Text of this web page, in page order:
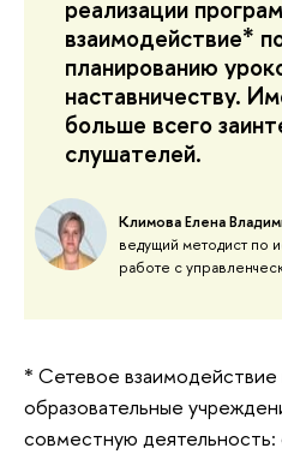
реализации
взаимодействие*
планированию
наставничеству.
больше всего
слушателей.
Климова Елена
ведущий методист по
работе с
* Сетевое взаимодействие
образовательные
совместную деятельность: